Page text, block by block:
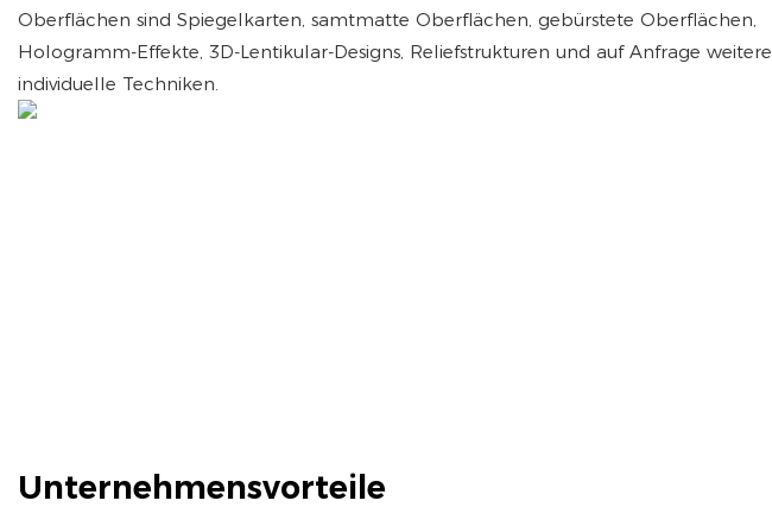
Oberflächen sind Spiegelkarten, samtmatte Oberflächen, gebürstete Oberflächen,
Hologramm-Effekte, 3D-Lentikular-Designs, Reliefstrukturen und auf Anfrage weitere
individuelle Techniken.
Unternehmensvorteile